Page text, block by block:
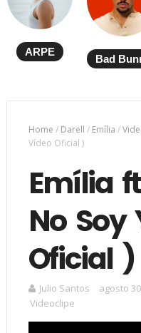
ARPE
Bad
Home / Darell / Emília /
Vídeo Oficial )
Emília
No Soy
Oficial )
Julio Santos agosto
Videoclipe